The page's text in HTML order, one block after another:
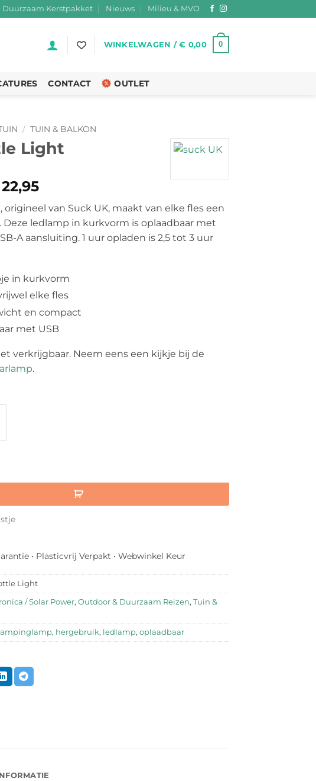
Duurzaam Kerstpakket Nieuws Milieu & MVO
WINKELWAGEN /€ 0,00 0
CONTACT OUTLET
/ TUIN & BALKON
Light
22,95
€ 12,95
tot
€ 22,95
origineel van Suck UK, maakt van elke fles een
Deze ledlamp in kurkvorm is oplaadbaar met
A aansluiting. 1 uur opladen is 2,5 tot 3 uur
in kurkvorm
elke fles
en compact
met USB
verkrijgbaar. Neem eens een kijkje bij de
.
• Plasticvrij Verpakt • Webwinkel Keur
Light
/ Solar Power, Outdoor & Duurzaam Reizen, Tuin &
, hergebruik, ledlamp, oplaadbaar